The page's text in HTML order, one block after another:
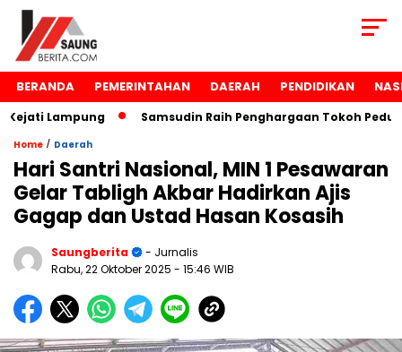
BERANDA PEMERINTAHAN DAERAH PENDIDIKAN
Lampung Samsudin Raih Penghargaan Tokoh Peduli
Home / Daerah
Hari Santri Nasional, MIN 1 Pesawaran
Gelar Tabligh Akbar Hadirkan Ajis
Gagap dan Ustad Hasan Kosasih
Saungberita
- Jurnalis
Rabu, 22 Oktober 2025 - 15:46 WIB